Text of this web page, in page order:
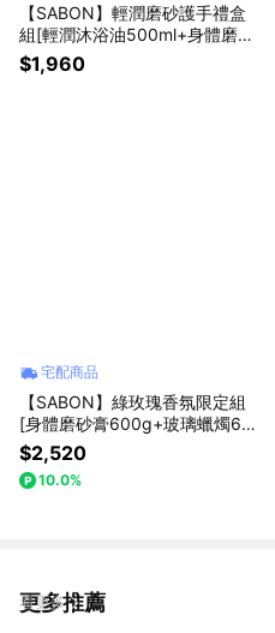
【SABON】輕潤磨砂護手禮盒
組[輕潤沐浴油500ml+身體磨砂
膏60g+護手霜10ml] 禮物獨家贈
禮
$1,960
宅配商品
【SABON】綠玫瑰香氛限定組
[身體磨砂膏600g+玻璃蠟燭60
g] 禮物獨家 x 哈根達斯限量聯名
組
$2,520
10.0%
更多推薦
看更多